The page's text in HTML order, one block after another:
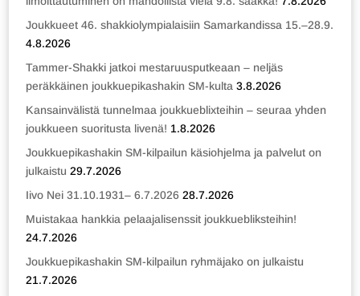
Joukkueet 46. shakkiolympialaisiin Samarkandissa 15.–28.9.
4.8.2026
Tammer-Shakki jatkoi mestaruusputkeaan – neljäs
peräkkäinen joukkuepikashakin SM-kulta 3.8.2026
Kansainvälistä tunnelmaa joukkueblixteihin – seuraa yhden
joukkueen suoritusta livenä! 1.8.2026
Joukkuepikashakin SM-kilpailun käsiohjelma ja palvelut on
julkaistu 29.7.2026
Iivo Nei 31.10.1931– 6.7.2026 28.7.2026
Muistakaa hankkia pelaajalisenssit joukkuebliksteihin!
24.7.2026
Joukkuepikashakin SM-kilpailun ryhmäjako on julkaistu
21.7.2026